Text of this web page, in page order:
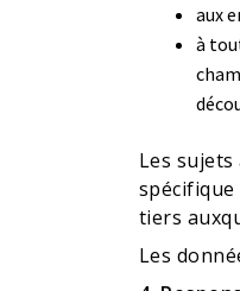
aux
à
Les
tiers
Les